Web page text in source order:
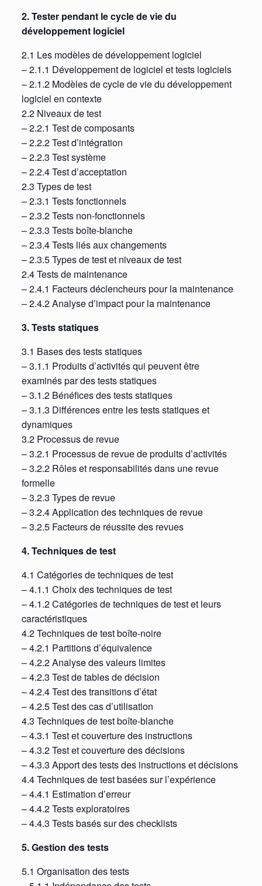
2. Tester pendant le cycle de vie du
développement logiciel
2.1 Les modèles de développement logiciel
– 2.1.1 Développement de logiciel et tests logiciels
– 2.1.2 Modèles de cycle de vie du développement
logiciel en contexte
2.2 Niveaux de test
– 2.2.1 Test de composants
– 2.2.2 Test d’intégration
– 2.2.3 Test système
– 2.2.4 Test d’acceptation
2.3 Types de test
– 2.3.1 Tests fonctionnels
– 2.3.2 Tests non-fonctionnels
– 2.3.3 Tests boîte-blanche
– 2.3.4 Tests liés aux changements
– 2.3.5 Types de test et niveaux de test
2.4 Tests de maintenance
– 2.4.1 Facteurs déclencheurs pour la maintenance
– 2.4.2 Analyse d’impact pour la maintenance
3. Tests statiques
3.1 Bases des tests statiques
– 3.1.1 Produits d’activités qui peuvent être
examinés par des tests statiques
– 3.1.2 Bénéfices des tests statiques
– 3.1.3 Différences entre les tests statiques et
dynamiques
3.2 Processus de revue
– 3.2.1 Processus de revue de produits d’activités
– 3.2.2 Rôles et responsabilités dans une revue
formelle
– 3.2.3 Types de revue
– 3.2.4 Application des techniques de revue
– 3.2.5 Facteurs de réussite des revues
4. Techniques de test
4.1 Catégories de techniques de test
– 4.1.1 Choix des techniques de test
– 4.1.2 Catégories de techniques de test et leurs
caractéristiques
4.2 Techniques de test boîte-noire
– 4.2.1 Partitions d’équivalence
– 4.2.2 Analyse des valeurs limites
– 4.2.3 Test de tables de décision
– 4.2.4 Test des transitions d’état
– 4.2.5 Test des cas d’utilisation
4.3 Techniques de test boîte-blanche
– 4.3.1 Test et couverture des instructions
– 4.3.2 Test et couverture des décisions
– 4.3.3 Apport des tests des instructions et décisions
4.4 Techniques de test basées sur l’expérience
– 4.4.1 Estimation d’erreur
– 4.4.2 Tests exploratoires
– 4.4.3 Tests basés sur des checklists
5. Gestion des tests
5.1 Organisation des tests